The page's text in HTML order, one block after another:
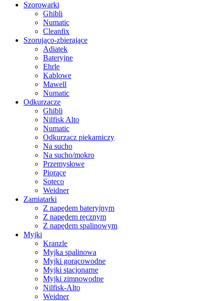
Szorowarki
Ghibli
Numatic
Cleanfix
Szorująco-zbierające
Adiatek
Bateryjne
Ehrle
Kablowe
Mawell
Numatic
Odkurzacze
Ghibli
Nilfisk Alto
Numatic
Odkurzacz piekarniczy
Na sucho
Na sucho/mokro
Przemysłowe
Piorące
Soteco
Weidner
Zamiatarki
Z napędem bateryjnym
Z napędem ręcznym
Z napędem spalinowym
Myjki
Kranzle
Myjka spalinowa
Myjki gorącowodne
Myjki stacjonarne
Myjki zimnowodne
Nilfisk-Alto
Weidner